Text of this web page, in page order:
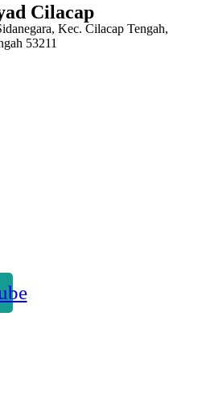
Cilacap
Kec. Cilacap Tengah,
53211